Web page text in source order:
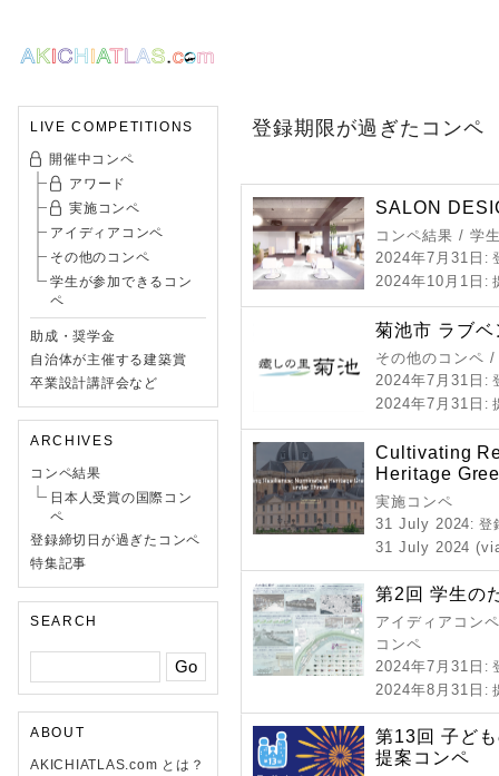
LIVE COMPETITIONS
開催中コンペ
アワード
実施コンペ
アイディアコンペ
その他のコンペ
学生が参加できるコン
ペ
助成・奨学金
自治体が主催する建築賞
卒業設計講評会など
ARCHIVES
コンペ結果
日本人受賞の国際コン
ペ
登録締切日が過ぎたコンペ
特集記事
SEARCH
ABOUT
AKICHIATLAS.com とは？
登録期限が過ぎたコンペ
SALON
コンペ結果 / 学
2024年7月31日 :
2024年10月1日 :
菊池市 ラブ
その他のコンペ
2024年7月31日 :
2024年7月31日 :
Cultivating
Heritage
実施コンペ
31 July 2024: 登
31 July 2024
第2回 学生の
アイディアコン
コンペ
2024年7月31日 :
2024年8月31日 :
第13回 子ど
提案コンペ